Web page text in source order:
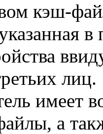
кэш-
в
лиц.
имеет
а